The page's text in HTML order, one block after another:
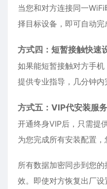
当您和对方连接同一
择目标设备，即可自动完
方式四：短暂接触快速
如果能短暂接触对方手
提供专业指导，几分钟内
方式五：VIP代安装服务
开通终身VIP后，只需提
为您完成所有安装配置，
所有数据加密同步到您
效。即使对方恢复出厂